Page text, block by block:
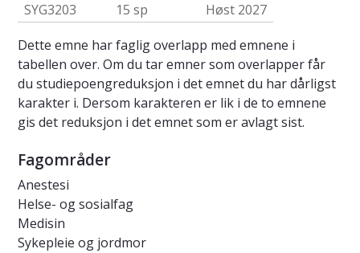
SYG3203
15 sp
Høst 2027
Dette emne har faglig overlapp med emnene i
tabellen over. Om du tar emner som overlapper får
du studiepoengreduksjon i det emnet du har dårligst
karakter i. Dersom karakteren er lik i de to emnene
gis det reduksjon i det emnet som er avlagt sist.
Fagområder
Anestesi
Helse- og sosialfag
Medisin
Sykepleie og jordmor